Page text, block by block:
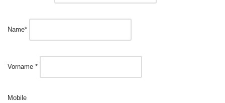
Name*
Vorname *
Mobile